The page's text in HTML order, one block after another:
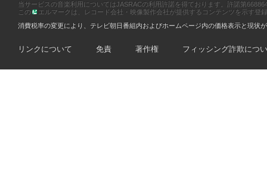
当サービスの音楽利用についてはJASRACの利用許諾を得ております。許諾第
この
エルマークは、レコード会社・映像製作会社が提供するコンテンツを示す登
消費税率の変更により、テレビ朝日番組内およびホームページ内の価格表示と現状
リンクについて 免責 著作権 フィッシング詐欺につ